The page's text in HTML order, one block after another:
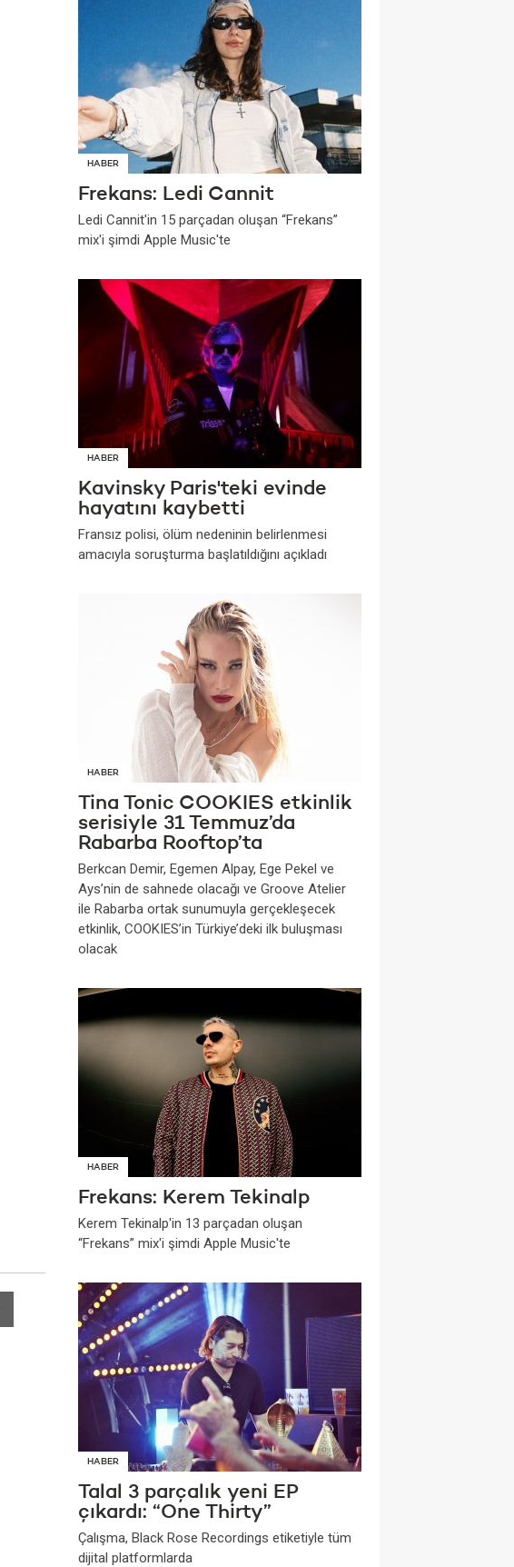
HABER
Frekans: Ledi Cannit
Ledi Cannit'in 15 parçadan oluşan “Frekans”
mix'i şimdi Apple Music'te
HABER
Kavinsky Paris'teki evinde
hayatını kaybetti
Fransız polisi, ölüm nedeninin belirlenmesi
amacıyla soruşturma başlatıldığını açıkladı
HABER
Tina Tonic COOKIES etkinlik
serisiyle 31 Temmuz’da
Rabarba Rooftop’ta
Berkcan Demir, Egemen Alpay, Ege Pekel ve
Ays’nin de sahnede olacağı ve Groove Atelier
ile Rabarba ortak sunumuyla gerçekleşecek
etkinlik, COOKIES’in Türkiye’deki ilk buluşması
olacak
HABER
Frekans: Kerem Tekinalp
Kerem Tekinalp'in 13 parçadan oluşan
“Frekans” mix'i şimdi Apple Music'te
HABER
Talal 3 parçalık yeni EP
çıkardı: “One Thirty”
Çalışma, Black Rose Recordings etiketiyle tüm
dijital platformlarda